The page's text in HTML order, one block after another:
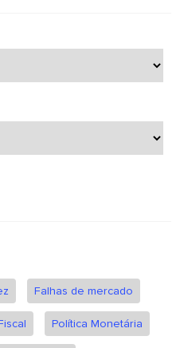
Falhas de mercado
Política Monetária